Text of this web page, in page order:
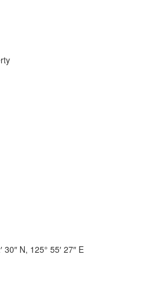
30″ N, 125° 55′ 27″ E